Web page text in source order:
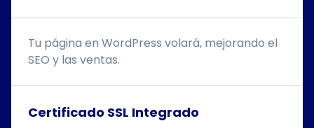
Tu página en WordPress volará, mejorando el
SEO y las ventas.
Certificado SSL Integrado